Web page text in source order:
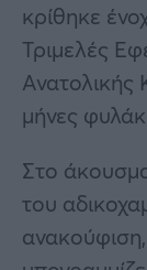
κρίθηκε
Τριμελές
Ανατολικής
μήνες
Στο
του